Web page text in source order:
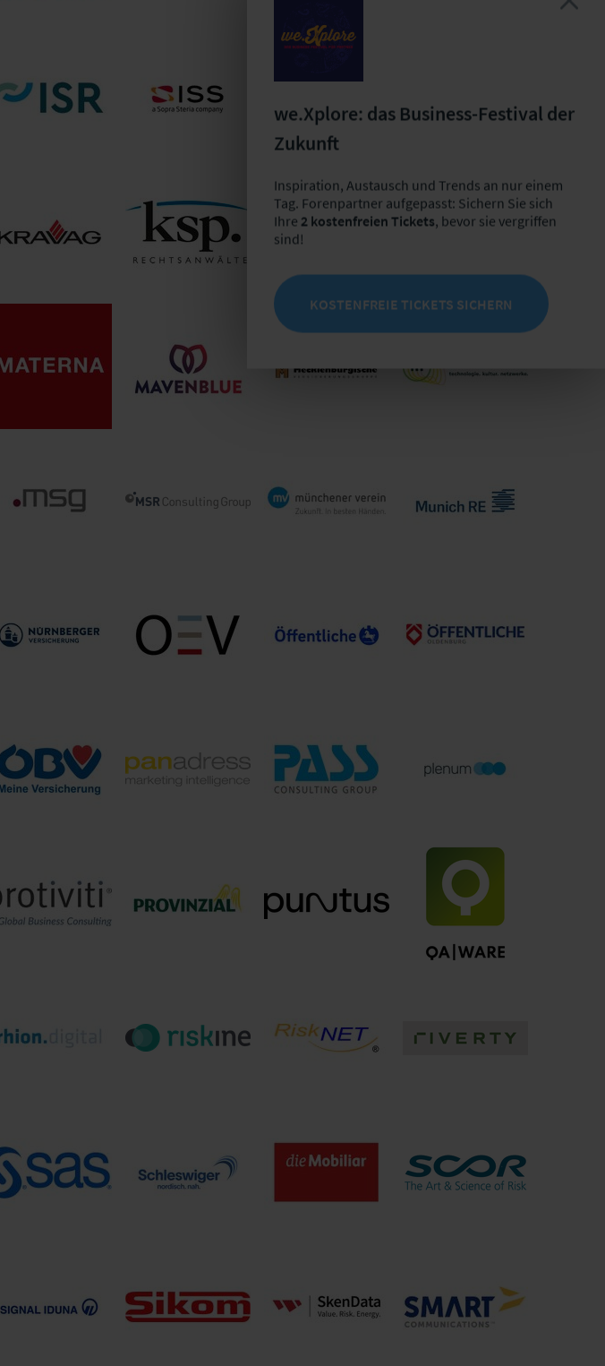
ILV Advisers e.K. Innovation Group
GmbH
InsurTech Hub
ISR Infor­mation
Products AG ISS Software GmbH
Itzehoer
Versicherung/Brandgilde
von 1691 VvaG
ivv GmbH
Deutschen
Kraftverkehrs VaG
Dr. Frankenheim
Rechtsanwaltsgesellschaft
mbH
von 1871 a.G.
& Communications
SE
Mecklenburgische
Versicherungsgruppe Informationssysteme
GmbH
msg group MSR Consulting
Group GmbH Versicherungsgruppe Munich RE
NÜRNBERGER
Versicherung
OEV Online Dienste
GmbH
Öffentliche
Sachversicherung
Braunschweig
Versicherungen
Oldenburg
Österreichische
VVaG
marketing
intelligence GmbH
PASS Consulting
Group
plenum AG
Management
Consulting
Protiviti Provinzial
Versicherung AG puntus GmbH QAware GmbH
Versicherung
AG riskine GmbH RiskNET GmbH riverty
SAS Institute GmbH Schleswiger VVaG Versicherungsgesellschaft
AG
Rückversicherung
Deutschland
we.Xplore: das Business-Festival der
Zukunft
Inspiration, Austausch und Trends an nur einem
Tag. Forenpartner aufgepasst: Sichern Sie sich
Ihre 2 kostenfreien Tickets, bevor sie vergriffen
sind!
KOSTENFREIE TICKETS SICHERN